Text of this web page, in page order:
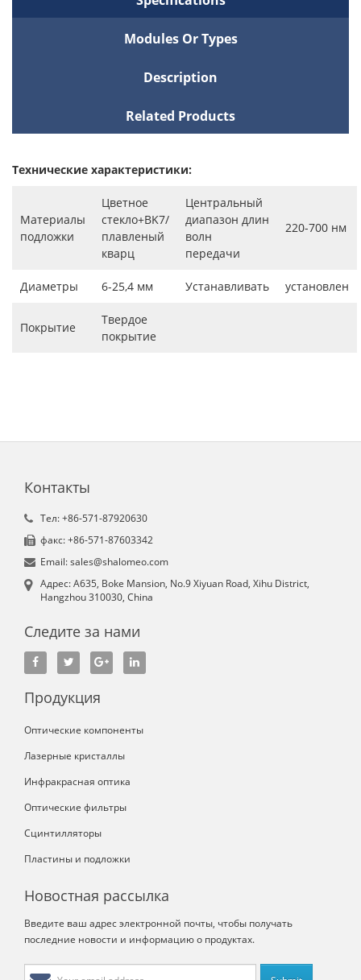
Modules Or Types
Description
Related Products
Технические характеристики:
Материалы
подложки
Цветное
стекло+BK7/
плавленый
кварц
Центральный
диапазон длин
волн
передачи
220-700 нм
Диаметры 6-25,4 мм Устанавливать установлен
Покрытие
Твердое
покрытие
Контакты
Tел: +86-571-87920630
факс: +86-571-87603342
Email: sales@shalomeo.com
Aдрес: A635, Boke Mansion, No.9 Xiyuan Road, Xihu District,
Hangzhou 310030, China
Следите за нами
Продукция
Оптические компоненты
Лазерные кристаллы
Инфракрасная оптика
Оптические фильтры
Сцинтилляторы
Пластины и подложки
Новостная рассылка
Введите ваш адрес электронной почты, чтобы получать
последние новости и информацию о продуктах.